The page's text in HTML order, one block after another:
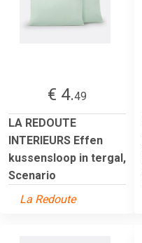
€ 4.49
LA REDOUTE
INTERIEURS Effen
kussensloop in tergal,
Scenario
La Redoute